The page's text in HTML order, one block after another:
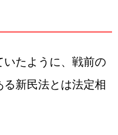
いたように、戦前の
新民法とは法定相